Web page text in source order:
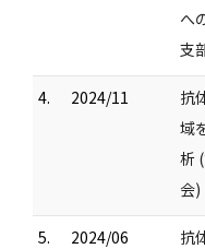
へ
支
4. 2024/11
抗
域
析
会)
5. 2024/06
抗